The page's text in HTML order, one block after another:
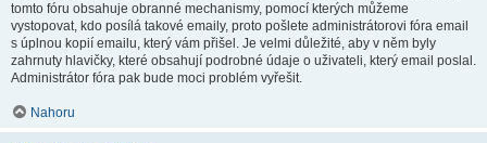
tomto fóru obsahuje obranné mechanismy, pomocí kterých můžeme
vystopovat, kdo posílá takové emaily, proto pošlete administrátorovi fóra email
s úplnou kopií emailu, který vám přišel. Je velmi důležité, aby v něm byly
zahrnuty hlavičky, které obsahují podrobné údaje o uživateli, který email poslal.
Administrátor fóra pak bude moci problém vyřešit.
Nahoru